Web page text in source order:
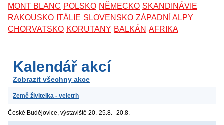
MONT BLANC POLSKO NĚMECKO SKANDINÁVIE
RAKOUSKO ITÁLIE SLOVENSKO ZÁPADNÍ ALPY
CHORVATSKO KORUTANY BALKÁN AFRIKA
Kalendář akcí
Zobrazit všechny akce
Země živitelka - veletrh
České Budějovice, výstaviště 20.-25.8. 20.8.